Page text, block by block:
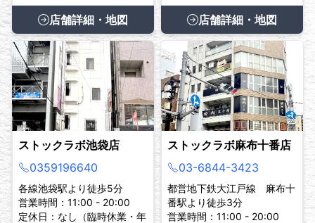
店舗詳細・地図 店舗詳細・地図
ストックラボ池袋店
0359196640
各線池袋駅より徒歩5分
営業時間：11:00 - 20:00
定休日：なし（臨時休業・年
ストックラボ麻布十番店
03-6844-3423
都営地下鉄大江戸線 麻布十
番駅より徒歩3分
営業時間：11:00 - 20:00